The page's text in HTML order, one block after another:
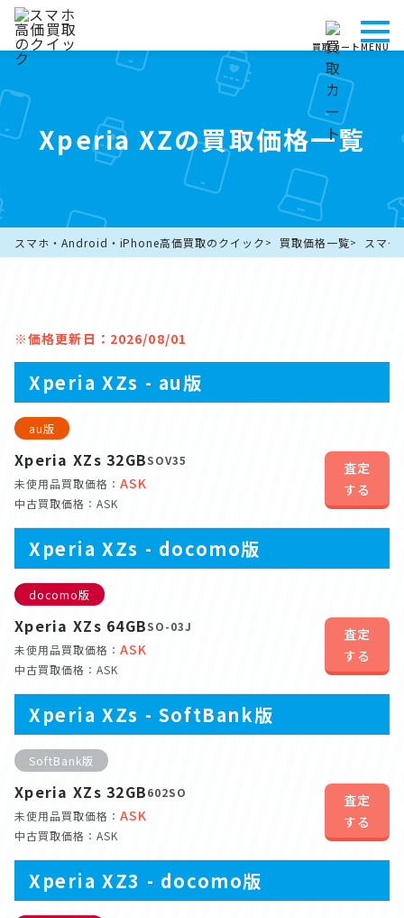
買取カートMENU
Xperia XZの買取価格一覧
スマホ・Android・iPhone高価買取のクイック 買取価格一覧 スマー
※価格更新日：2026/08/01
Xperia XZs - au版
au版
Xperia XZs 32GBSOV35
未使用品買取価格： ASK
中古買取価格：ASK
査定
する
Xperia XZs - docomo版
docomo版
Xperia XZs 64GBSO-03J
未使用品買取価格： ASK
中古買取価格：ASK
査定
する
Xperia XZs - SoftBank版
SoftBank版
Xperia XZs 32GB602SO
未使用品買取価格： ASK
中古買取価格：ASK
査定
する
Xperia XZ3 - docomo版